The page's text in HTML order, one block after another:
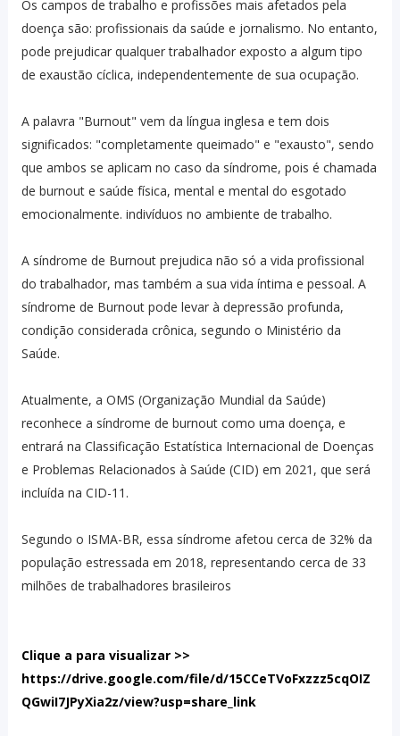
Os campos de trabalho e profissões mais afetados pela
doença são: profissionais da saúde e jornalismo. No entanto,
pode prejudicar qualquer trabalhador exposto a algum tipo
de exaustão cíclica, independentemente de sua ocupação.
A palavra "Burnout" vem da língua inglesa e tem dois
significados: "completamente queimado" e "exausto", sendo
que ambos se aplicam no caso da síndrome, pois é chamada
de burnout e saúde física, mental e mental do esgotado
emocionalmente. indivíduos no ambiente de trabalho.
A síndrome de Burnout prejudica não só a vida profissional
do trabalhador, mas também a sua vida íntima e pessoal. A
síndrome de Burnout pode levar à depressão profunda,
condição considerada crônica, segundo o Ministério da
Saúde.
Atualmente, a OMS (Organização Mundial da Saúde)
reconhece a síndrome de burnout como uma doença, e
entrará na Classificação Estatística Internacional de Doenças
e Problemas Relacionados à Saúde (CID) em 2021, que será
incluída na CID-11.
Segundo o ISMA-BR, essa síndrome afetou cerca de 32% da
população estressada em 2018, representando cerca de 33
milhões de trabalhadores brasileiros
Clique a para visualizar >>
https://drive.google.com/file/d/15CCeTVoFxzzz5cqOIZ
QGwiI7JPyXia2z/view?usp=share_link